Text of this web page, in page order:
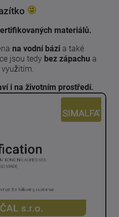
materiálů.
na vodní bázi a také
jsou tedy bez zápachu a
i na životním prostředí.